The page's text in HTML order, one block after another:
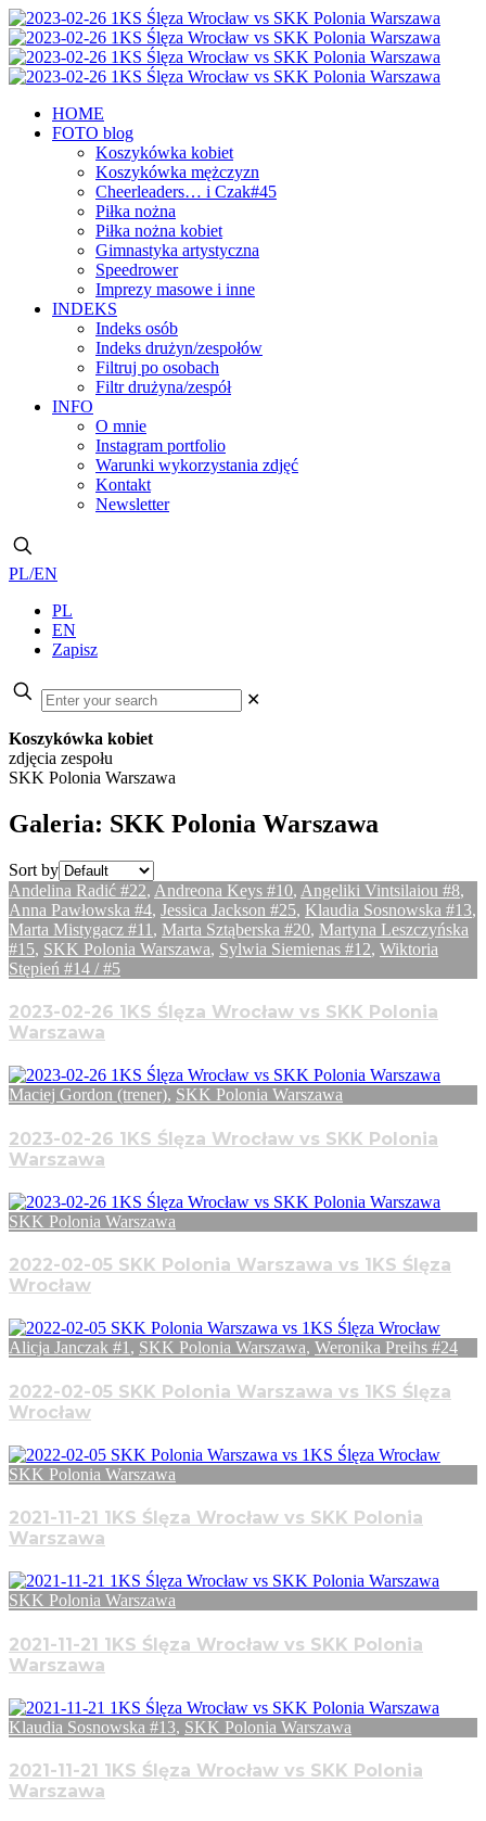
HOME
FOTO blog
Koszykówka kobiet
Koszykówka mężczyzn
Cheerleaders… i Czak#45
Piłka nożna
Piłka nożna kobiet
Gimnastyka artystyczna
Speedrower
Imprezy masowe i inne
INDEKS
Indeks osób
Indeks drużyn/zespołów
Filtruj po osobach
Filtr drużyna/zespół
INFO
O mnie
Instagram portfolio
Warunki wykorzystania zdjęć
Kontakt
Newsletter
PL/EN
PL
EN
Zapisz
✕
Koszykówka kobiet
zdjęcia zespołu
SKK Polonia Warszawa
Galeria: SKK Polonia Warszawa
Sort by
Andelina Radić #22, Andreona Keys #10, Angeliki Vintsilaiou #8,
Anna Pawłowska #4, Jessica Jackson #25, Klaudia Sosnowska #13,
Marta Mistygacz #11 , Marta Sztąberska #20, Martyna Leszczyńska
#15, SKK Polonia Warszawa, Sylwia Siemienas #12, Wiktoria
Stępień #14 / #5
2023-02-26 1KS Ślęza Wrocław vs SKK Polonia
Warszawa
Maciej Gordon (trener), SKK Polonia Warszawa
2023-02-26 1KS Ślęza Wrocław vs SKK Polonia
Warszawa
SKK Polonia Warszawa
2022-02-05 SKK Polonia Warszawa vs 1KS Ślęza
Wrocław
Alicja Janczak #1, SKK Polonia Warszawa, Weronika Preihs #24
2022-02-05 SKK Polonia Warszawa vs 1KS Ślęza
Wrocław
SKK Polonia Warszawa
2021-11-21 1KS Ślęza Wrocław vs SKK Polonia
Warszawa
SKK Polonia Warszawa
2021-11-21 1KS Ślęza Wrocław vs SKK Polonia
Warszawa
Klaudia Sosnowska #13, SKK Polonia Warszawa
2021-11-21 1KS Ślęza Wrocław vs SKK Polonia
Warszawa